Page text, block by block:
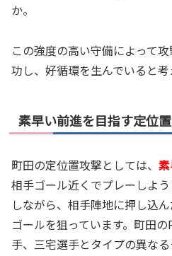
か。
この強度の高い守備によって
功し、好循環を生んでいると考
素早い前進を目指す定位
町田の定位置攻撃としては、
相手ゴール近くでプレーしよ
しながら、相手陣地に押し込
ゴールを狙っています。町田
手、三宅選手とタイプの異な